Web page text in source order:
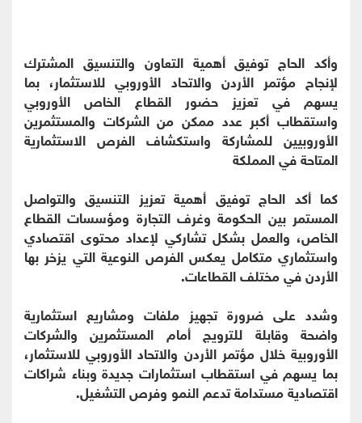
وأكد الحاج توفيق أهمية التعاون والتنسيق المشترك
لإنجاح مؤتمر الأردن والاتحاد الأوروبي للاستثمار، بما
يسهم في تعزيز حضور القطاع الخاص الأوروبي
واستقطاب أكبر عدد ممكن من الشركات والمستثمرين
الأوروبيين للمشاركة واستكشاف الفرص الاستثمارية
المتاحة في المملكة
كما أكد الحاج توفيق أهمية تعزيز التنسيق والتواصل
المستمر بين الحكومة وغرف التجارة ومؤسسات القطاع
الخاص، والعمل بشكل تشاركي لإعداد محتوى اقتصادي
واستثماري متكامل يعكس الفرص النوعية التي يزخر بها
الأردن في مختلف القطاعات.
وشدد على ضرورة تجهيز ملفات ومشاريع استثمارية
واضحة وقابلة للترويج أمام المستثمرين والشركات
الأوروبية خلال مؤتمر الأردن والاتحاد الأوروبي للاستثمار،
بما يسهم في استقطاب استثمارات جديدة وبناء شراكات
اقتصادية مستدامة تدعم النمو وفرص التشغيل.